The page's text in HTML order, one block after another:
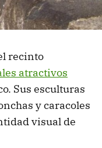
recinto
atractivos
Sus esculturas
y caracoles
visual de